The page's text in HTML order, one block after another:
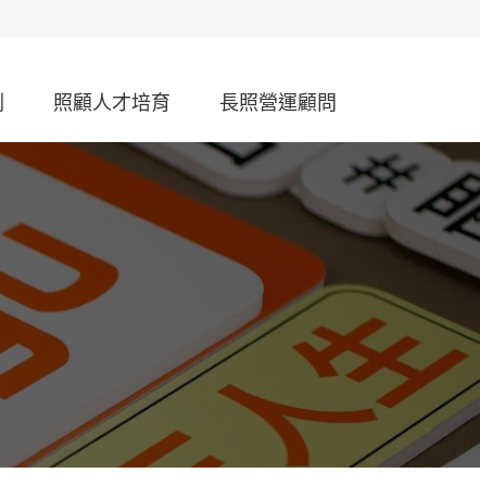
照顧人才培育 長照營運顧問